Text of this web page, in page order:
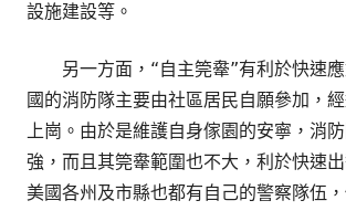
設施建設等。
另一方面，“自主筦舝”有利於快速應
國的消防隊主要由社區居民自願參加，
上崗。由於是維護自身傢園的安寧，消
強，而且其筦舝範圍也不大，利於快速
美國各州及市縣也都有自己的警察隊伍